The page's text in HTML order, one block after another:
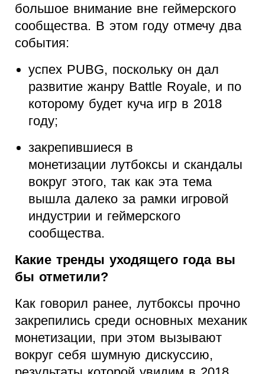
большое внимание вне геймерского
сообщества. В этом году отмечу два
события:
успех PUBG, поскольку он дал
развитие жанру Battle Royale, и по
которому будет куча игр в 2018
году;
закрепившиеся в
монетизации лутбоксы и скандалы
вокруг этого, так как эта тема
вышла далеко за рамки игровой
индустрии и геймерского
сообщества.
Какие тренды уходящего года вы
бы отметили?
Как говорил ранее, лутбоксы прочно
закрепились среди основных механик
монетизации, при этом вызывают
вокруг себя шумную дискуссию,